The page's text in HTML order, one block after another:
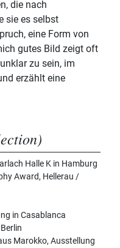
die nach
sie es selbst
eine Form von
gutes Bild zeigt oft
zu sein, im
erzählt eine
Halle K in Hamburg
Award, Hellerau /
in Casablanca
Marokko, Ausstellung